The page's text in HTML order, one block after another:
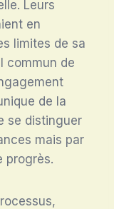
Leurs
en
limites de sa
commun de
de la
se distinguer
mais par
progrès.